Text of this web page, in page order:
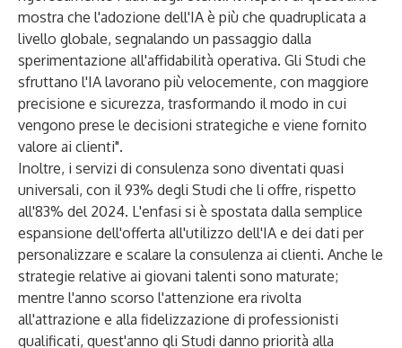
mostra che l'adozione dell'IA è più che quadruplicata a
livello globale, segnalando un passaggio dalla
sperimentazione all'affidabilità operativa. Gli Studi che
sfruttano l'IA lavorano più velocemente, con maggiore
precisione e sicurezza, trasformando il modo in cui
vengono prese le decisioni strategiche e viene fornito
valore ai clienti".
Inoltre, i servizi di consulenza sono diventati quasi
universali, con il 93% degli Studi che li offre, rispetto
all'83% del 2024. L'enfasi si è spostata dalla semplice
espansione dell'offerta all'utilizzo dell'IA e dei dati per
personalizzare e scalare la consulenza ai clienti. Anche le
strategie relative ai giovani talenti sono maturate;
mentre l'anno scorso l'attenzione era rivolta
all'attrazione e alla fidelizzazione di professionisti
qualificati, quest'anno gli Studi danno priorità alla